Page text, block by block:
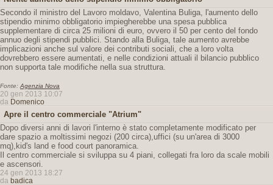
Secondo il ministro del Lavoro moldavo, Valentina Buliga, l'aumento dello
stipendio minimo obbligatorio impiegherebbe una spesa pubblica
supplementare di circa 25 milioni di euro, ovvero il 50 per cento del fondo
annuo degli stipendi pubblici. Stando alla Buliga, tale aumento avrebbe
implicazioni anche sul valore dei contributi sociali, che a loro volta
dovrebbero essere aumentati, e nelle condizioni attuali il bilancio pubblico
non supporta tale modifiche nella sua struttura.
Fonte: Agenzia Nova
20 gen 2013 10:07
da Domenico
Apre il centro commerciale "Atrium"
Dopo diversi anni di lavori l'interno è stato completamente modificato per
dare spazio a moltissimi negozi (200 circa),uffici (su un'area di 3000
mq),kid's land e food court panoramica.
Il centro commerciale si sviluppa su 4 piani, collegati fra loro da scale mobili
e ascensori.
24 gen 2013 18:27
da badica